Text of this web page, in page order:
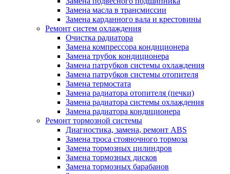
Замена масла в трансмиссии
Замена карданного вала и крестовины
Ремонт систем охлаждения
Очистка радиатора
Замена компрессора кондиционера
Замена трубок кондиционера
Замена патрубков системы охлаждения
Замена патрубков системы отопителя
Замена термостата
Замена радиатора отопителя (печки)
Замена радиатора системы охлаждения
Замена радиатора кондиционера
Ремонт тормозной системы
Диагностика, замена, ремонт ABS
Замена троса стояночного тормоза
Замена тормозных цилиндров
Замена тормозных дисков
Замена тормозных барабанов